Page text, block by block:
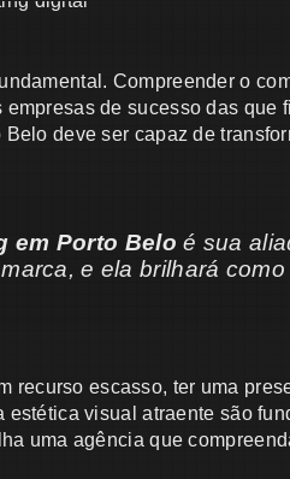
Compreender o
de sucesso das que
deve ser capaz de
em Porto Belo é sua
e ela brilhará como
recurso escasso, ter uma
visual atraente são
uma agência que